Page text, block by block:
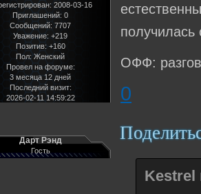
: 2008-03-16
Приглашений: 0
Сообщений: 7707
Уважение: +219
Позитив: +160
Пол:Женский
Провел на форуме:
3 месяца 12 дней
Последний визит:
2026-02-11 14:59:22
получилась
ОФФ:
0
Дарт Рэнд
Гость
Kestrel